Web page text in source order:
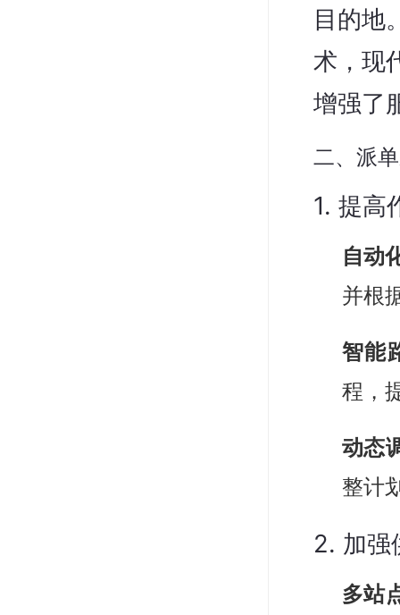
目的地
术，现
增强了
二、派
1. 提高
自动
并根
智能
程，
动态
整计
2. 加强
多站